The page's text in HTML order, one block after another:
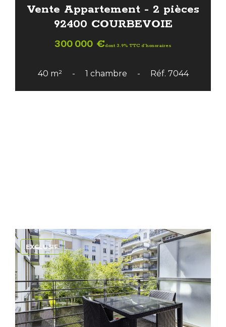
Vente Appartement - 2 pièces
92400 COURBEVOIE
300 000 €dont 3.9% TTC d'honoraires
40 m² 1 chambre Réf. 7044
EXCLUSIF